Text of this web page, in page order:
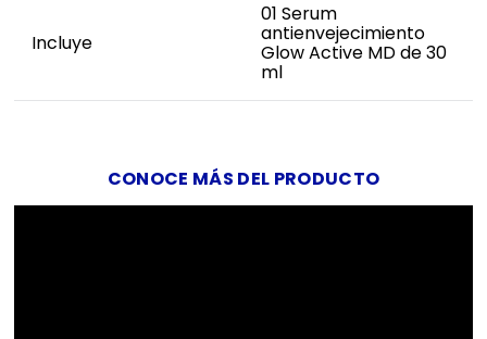
Incluye
01 Serum
antienvejecimiento
Glow Active MD de 30
ml
CONOCE MÁS DEL PRODUCTO